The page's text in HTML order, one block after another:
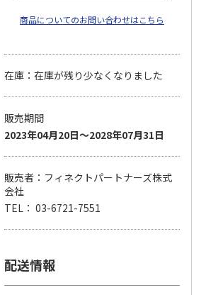
（殺生丸）
5.0（4）
3,300円
2,750円
商品についてのお問い合わせはこちら
在庫：在庫が残り少なくなりました
販売期間
2023年04月20日～2028年07月31日
販売者：フィネクトパートナーズ株式
会社
TEL： 03-6721-7551
配送情報